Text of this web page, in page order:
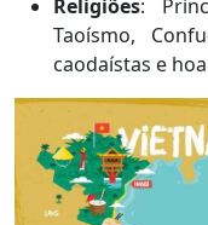
Religiões:
Taoísmo,
caodaístas e